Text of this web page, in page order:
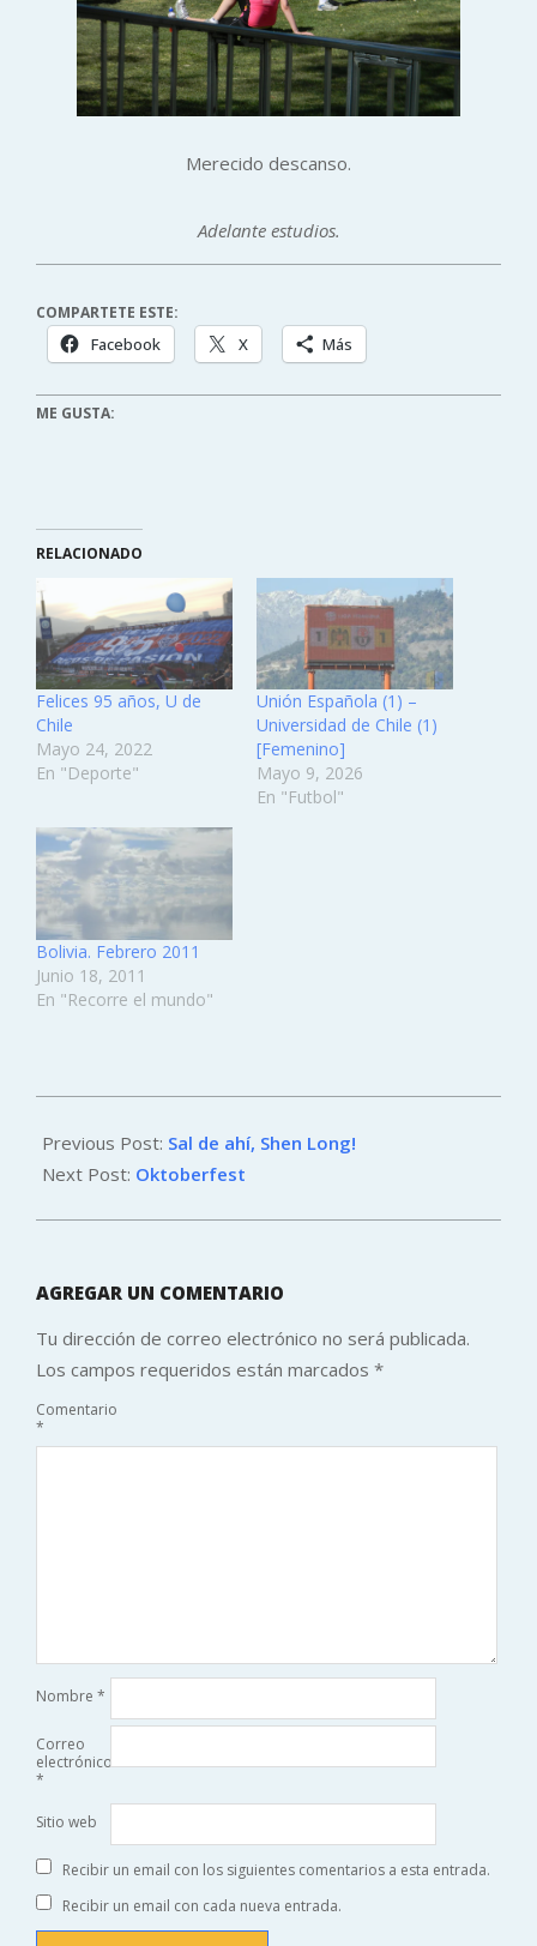
Merecido descanso.
Adelante estudios.
COMPARTETE ESTE:
Facebook X Más
ME GUSTA:
RELACIONADO
Felices 95 años, U de
Chile
Mayo 24, 2022
En "Deporte"
Unión Española (1) –
Universidad de Chile (1)
[Femenino]
Mayo 9, 2026
En "Futbol"
Bolivia. Febrero 2011
Junio 18, 2011
En "Recorre el mundo"
10-
30
Previous Post: Sal de ahí, Shen Long!
Next Post: Oktoberfest
AGREGAR UN COMENTARIO
Tu dirección de correo electrónico no será publicada.
Los campos requeridos están marcados *
Comentario
*
Nombre *
Correo
electrónico
*
Sitio web
Recibir un email con los siguientes comentarios a esta entrada.
Recibir un email con cada nueva entrada.